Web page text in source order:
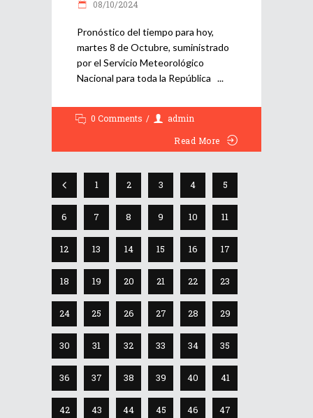
08/10/2024
Pronóstico del tiempo para hoy,
martes 8 de Octubre, suministrado
por el Servicio Meteorológico
Nacional para toda la República
0 Comments
admin
Read More
1 2 3 4 5
6 7 8 9 10 11
12 13 14 15 16 17
18 19 20 21 22 23
24 25 26 27 28 29
30 31 32 33 34 35
36 37 38 39 40 41
42 43 44 45 46 47